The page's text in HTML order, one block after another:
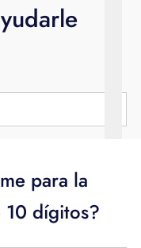
para la
10 dígitos?